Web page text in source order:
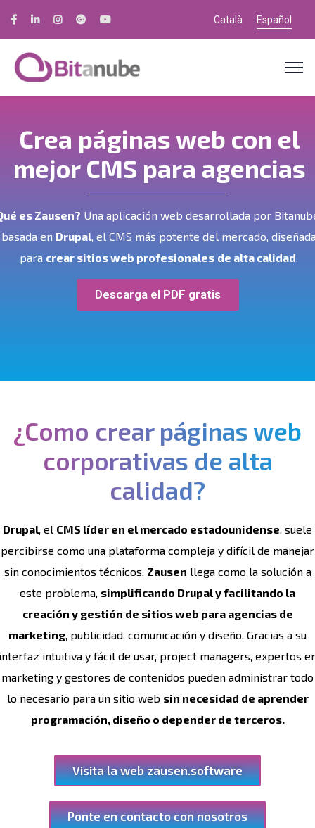
Català Español
Crea páginas web con el
mejor CMS para agencias
es Zausen? Una aplicación web desarrollada por
basada en Drupal, el CMS más potente del mercado,
para crear sitios web profesionales de alta calidad.
Descarga el PDF gratis
¿Como crear páginas web
corporativas de alta
calidad?
Drupal, el CMS líder en el mercado estadounidense, suele
percibirse como una plataforma compleja y difícil de manejar
sin conocimientos técnicos. Zausen llega como la solución a
este problema, simplificando Drupal y facilitando la
creación y gestión de sitios web para agencias de
marketing, publicidad, comunicación y diseño. Gracias a su
intuitiva y fácil de usar, project managers, expertos
marketing y gestores de contenidos pueden administrar todo
lo necesario para un sitio web sin necesidad de aprender
programación, diseño o depender de terceros.
Visita la web zausen.software
Ponte en contacto con nosotros